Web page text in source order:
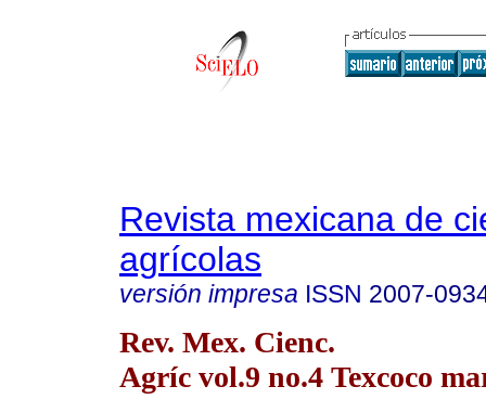
Revista mexicana de
agrícolas
versión impresa ISSN 2007-
Rev. Mex. Cienc.
Agríc vol.9 no.4 Texcoco